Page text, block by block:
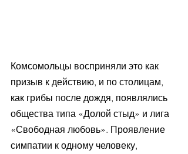
Комсомольцы восприняли это как
призыв к действию, и по столицам,
как грибы после дождя, появлялись
общества типа «Долой стыд» и лига
«Свободная любовь». Проявление
симпатии к одному человеку,